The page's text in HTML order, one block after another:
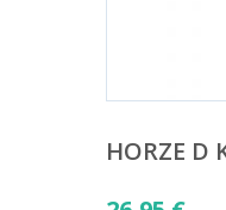
HORZE D